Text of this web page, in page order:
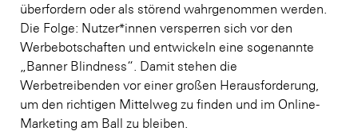
überfordern oder als störend wahrgenommen werden.
Die Folge: Nutzer*innen versperren sich vor den
Werbebotschaften und entwickeln eine sogenannte
„Banner Blindness“. Damit stehen die
Werbetreibenden vor einer großen Herausforderung,
um den richtigen Mittelweg zu finden und im Online-
Marketing am Ball zu bleiben.